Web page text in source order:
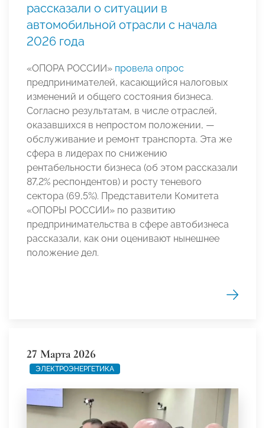
рассказали о ситуации в
автомобильной отрасли с начала
2026 года
«ОПОРА РОССИИ» провела опрос
предпринимателей, касающийся налоговых
изменений и общего состояния бизнеса.
Согласно результатам, в числе отраслей,
оказавшихся в непростом положении, —
обслуживание и ремонт транспорта. Эта же
сфера в лидерах по снижению
рентабельности бизнеса (об этом рассказали
87,2% респондентов) и росту теневого
сектора (69,5%). Представители Комитета
«ОПОРЫ РОССИИ» по развитию
предпринимательства в сфере автобизнеса
рассказали, как они оценивают нынешнее
положение дел.
27 Марта 2026
ЭЛЕКТРОЭНЕРГЕТИКА